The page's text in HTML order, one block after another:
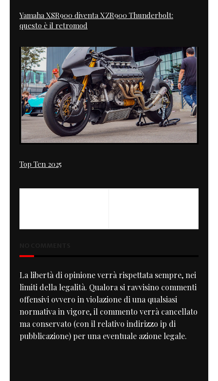
Yamaha XSR900 diventa XZR900 Thunderbolt:
questo è il retromod
Top Ten 2025
La libertà di opinione verrà rispettata sempre, nei
limiti della legalità. Qualora si ravvisino commenti
offensivi ovvero in violazione di una qualsiasi
normativa in vigore, il commento verrà cancellato
ma conservato (con il relativo indirizzo ip di
pubblicazione) per una eventuale azione legale.